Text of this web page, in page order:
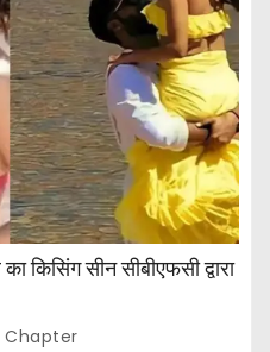
किसिंग सीन सीबीएफसी द्वारा